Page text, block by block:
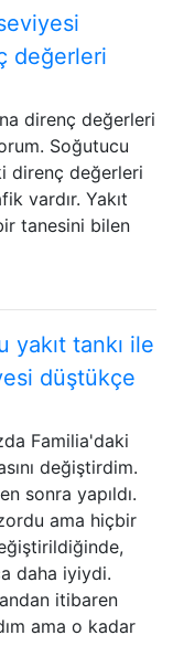
değerleri
direnç değerleri
Soğutucu
direnç değerleri
vardır. Yakıt
tanesini bilen
yakıt tankı ile
düştükçe
Familia'daki
değiştirdim.
sonra yapıldı.
ama hiçbir
daha iyiydi.
itibaren
ama o kadar